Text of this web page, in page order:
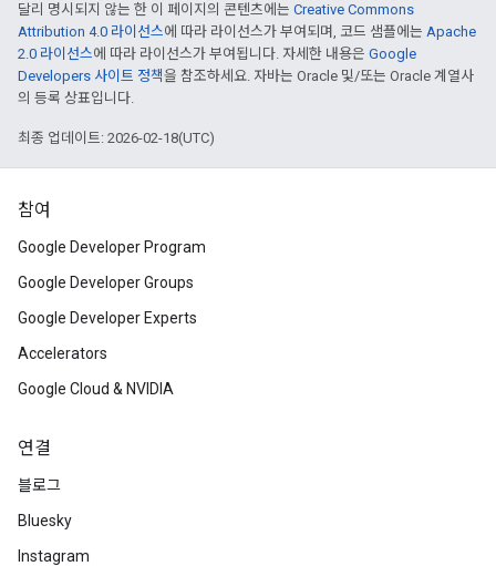
달리 명시되지 않는 한 이 페이지의 콘텐츠에는 Creative Commons
Attribution 4.0 라이선스에 따라 라이선스가 부여되며, 코드 샘플에는 Apache
2.0 라이선스에 따라 라이선스가 부여됩니다. 자세한 내용은 Google
Developers 사이트 정책을 참조하세요. 자바는 Oracle 및/또는 Oracle 계열사
의 등록 상표입니다.
최종 업데이트: 2026-02-18(UTC)
참여
Google Developer Program
Google Developer Groups
Google Developer Experts
Accelerators
Google Cloud & NVIDIA
연결
블로그
Bluesky
Instagram